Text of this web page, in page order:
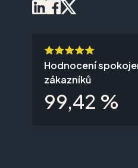
Hodnocení
zákazníků
99,42 %